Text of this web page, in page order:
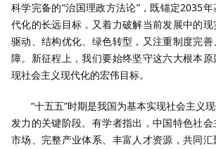
科学完备的“治国理政方法论”，既锚定2035
代化的长远目标，又着力破解当前发展中的
驱动、结构优化、绿色转型，又注重制度完
障。新征程上，我们要始终坚守这六大根本
现社会主义现代化的宏伟目标。
“十五五”时期是我国为基本实现社会主义
发力的关键阶段。有学者指出，中国特色社
市场、完整产业体系、丰富人才资源，共同